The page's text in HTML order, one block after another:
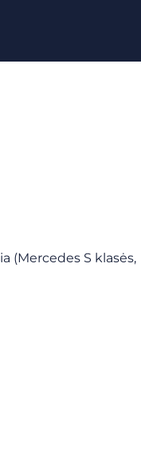
(Mercedes S klasės,